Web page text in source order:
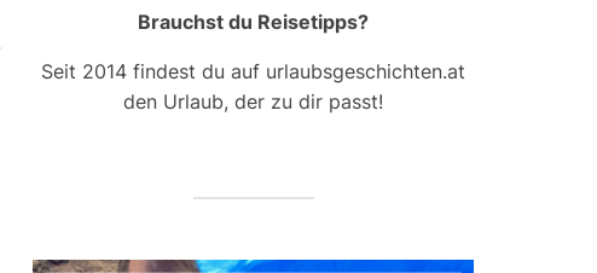
Brauchst du Reisetipps?
Seit 2014 findest du auf urlaubsgeschichten.at
den Urlaub, der zu dir passt!